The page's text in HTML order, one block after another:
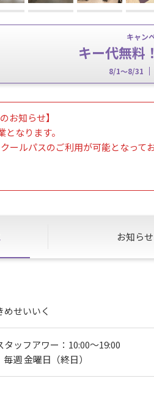
キャン
キー代無料
8/1～8/31
のお知らせ】
なります。
ールパスのご利用が可能となって
視聴ができない状態が続いており
解約について】
お知らせ
せいいく
ッフアワー：10:00〜19:00
週 金曜日（終日）